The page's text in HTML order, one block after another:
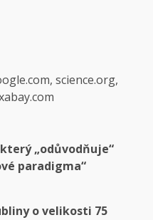
science.org,
„odůvodňuje“
paradigma“
o velikosti 75